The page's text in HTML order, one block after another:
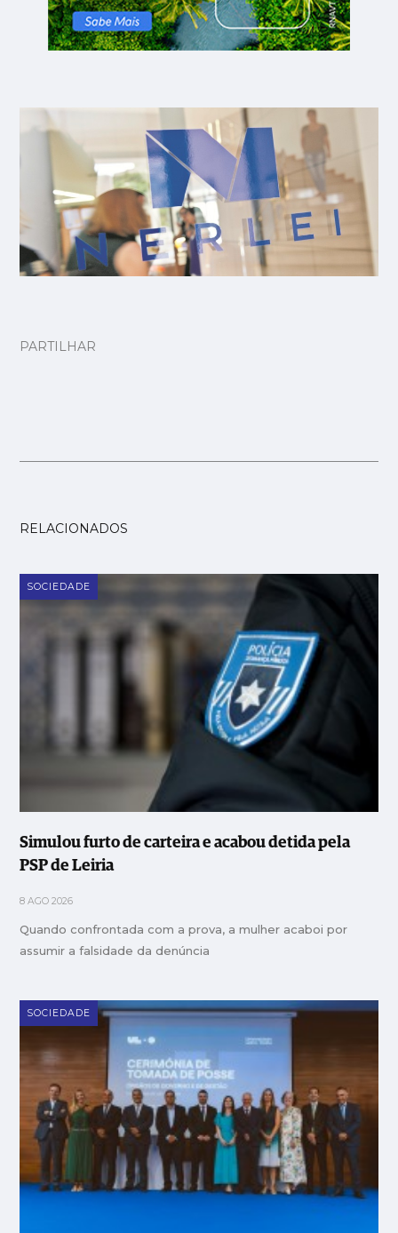
PARTILHAR
RELACIONADOS
SOCIEDADE
Simulou furto de carteira e acabou detida pela
PSP de Leiria
8 AGO 2026
Quando confrontada com a prova, a mulher acaboi por
assumir a falsidade da denúncia
SOCIEDADE